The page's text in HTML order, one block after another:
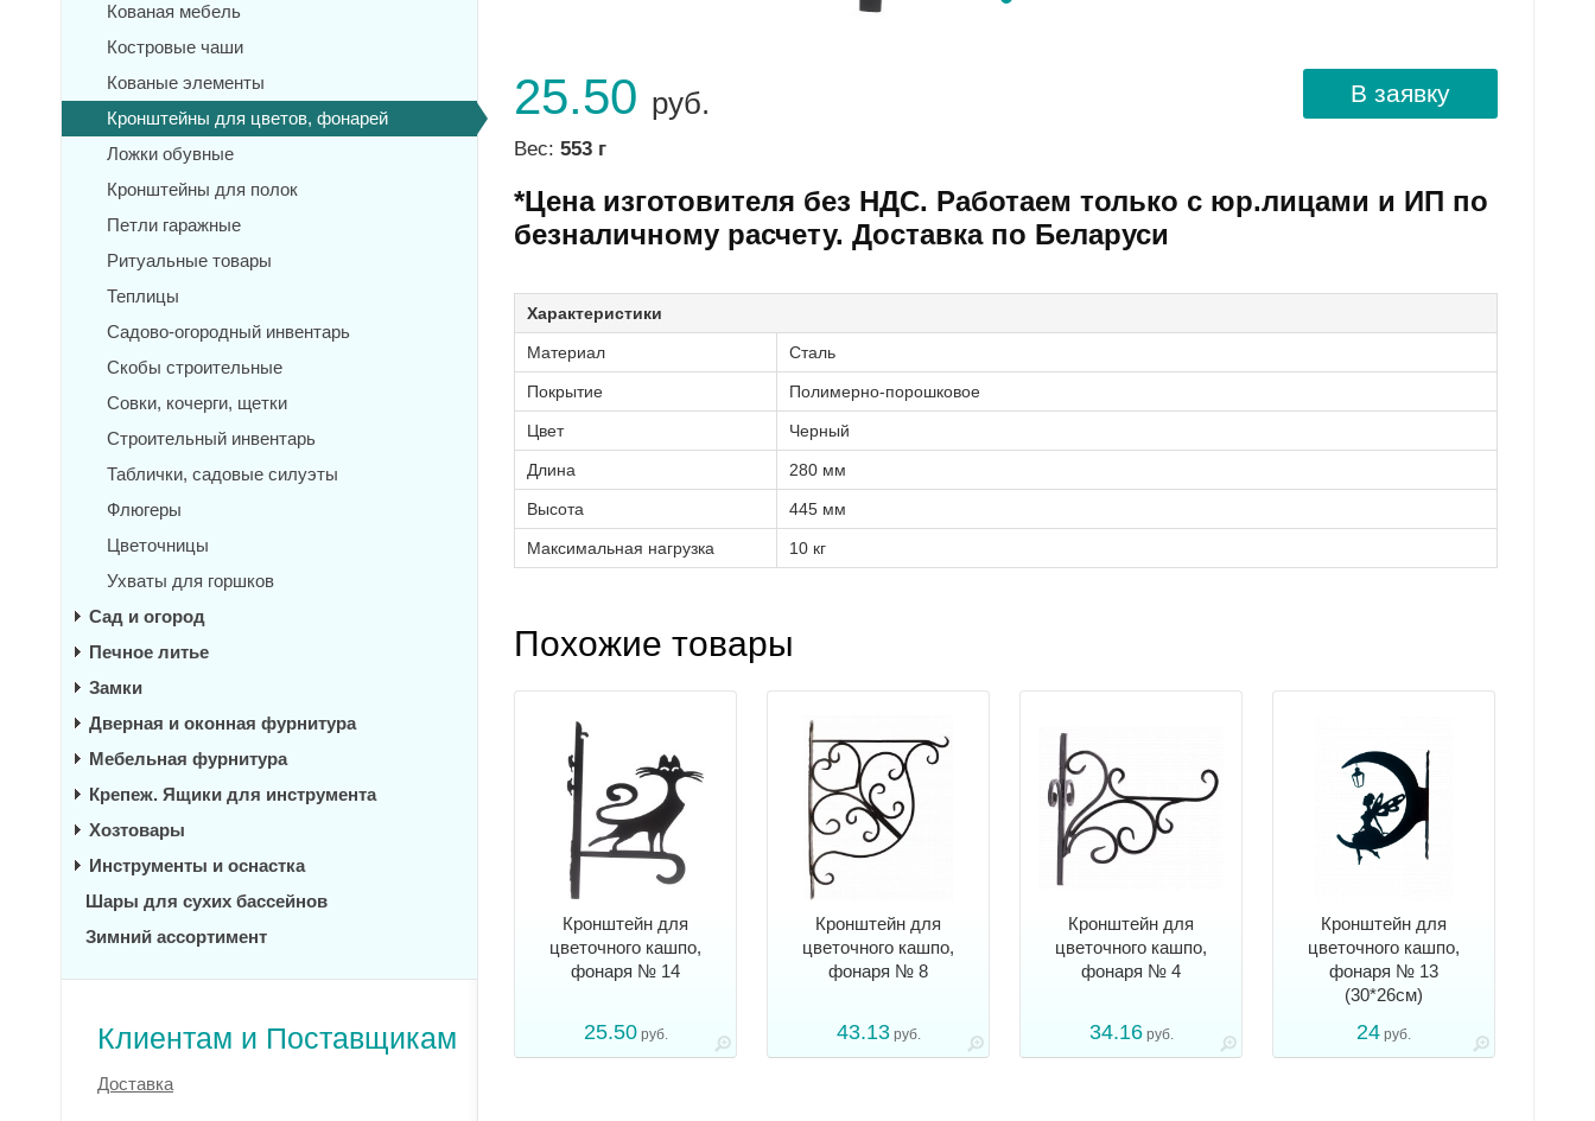
25.50 руб.
Вес: 553 г
В заявку
*Цена изготовителя без НДС. Работаем только с юр.лицами и ИП по
безналичному расчету. Доставка по Беларуси
Характеристики
Материал Сталь
Покрытие Полимерно-порошковое
Цвет Черный
Длина 280 мм
Высота 445 мм
Максимальная нагрузка 10 кг
Похожие товары
Кронштейн для
цветочного кашпо,
фонаря № 14
25.50руб.
Кронштейн для
цветочного кашпо,
фонаря № 8
43.13руб.
Кронштейн для
цветочного кашпо,
фонаря № 4
34.16руб.
Кронштейн для
цветочного кашпо,
фонаря № 13
(30*26см)
24 руб.
Кованая мебель
Костровые чаши
Кованые элементы
Кронштейны для цветов, фонарей
Ложки обувные
Кронштейны для полок
Петли гаражные
Ритуальные товары
Теплицы
Садово-огородный инвентарь
Скобы строительные
Совки, кочерги, щетки
Строительный инвентарь
Таблички, садовые силуэты
Флюгеры
Цветочницы
Ухваты для горшков
Сад и огород
Печное литье
Замки
Дверная и оконная фурнитура
Мебельная фурнитура
Крепеж. Ящики для инструмента
Хозтовары
Инструменты и оснастка
Шары для сухих бассейнов
Зимний ассортимент
Клиентам и Поставщикам
Доставка